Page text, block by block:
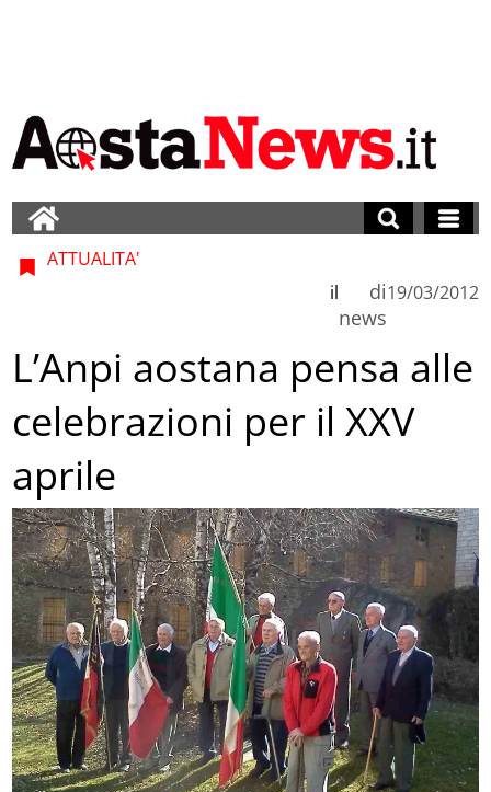
ATTUALITA'
di
news
il 19/03/2012
L’Anpi aostana pensa alle
celebrazioni per il XXV
aprile